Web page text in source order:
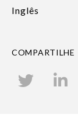
Inglês
COMPARTILHE